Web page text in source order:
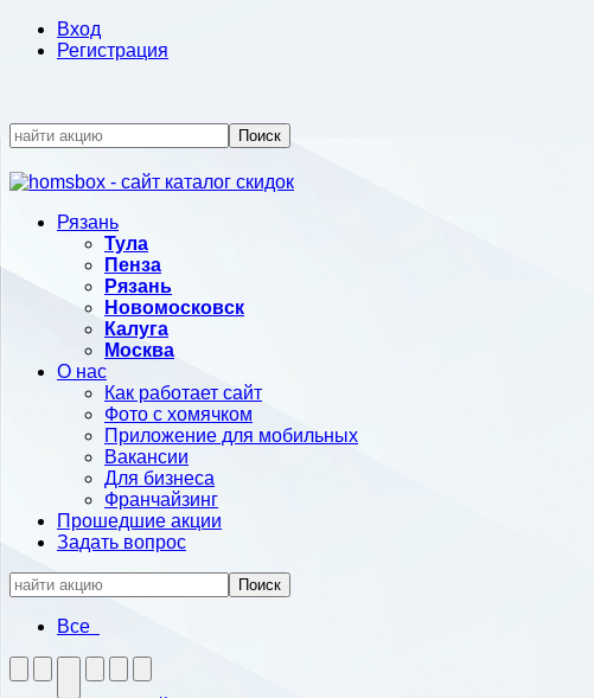
Вход
Регистрация
Поиск
Рязань
Тула
Пенза
Рязань
Новомосковск
Калуга
Москва
О нас
Как работает сайт
Фото с хомячком
Приложение для мобильных
Вакансии
Для бизнеса
Франчайзинг
Прошедшие акции
Задать вопрос
Поиск
Все